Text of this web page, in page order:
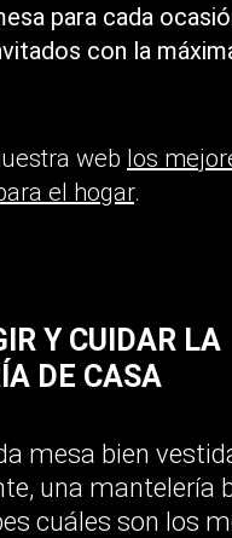
para cada
con la
web los
el hogar.
Y CUIDAR LA
DE CASA
mesa bien
una mantelería
cuáles son los